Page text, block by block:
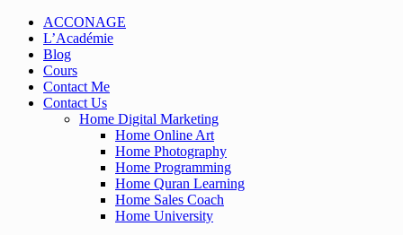
ACCONAGE
L’Académie
Blog
Cours
Contact Me
Contact Us
Home Digital Marketing
Home Online Art
Home Photography
Home Programming
Home Quran Learning
Home Sales Coach
Home University